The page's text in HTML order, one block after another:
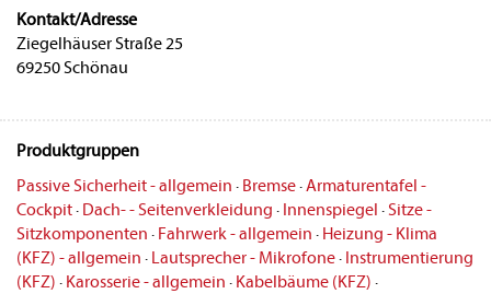
Kontakt/Adresse
Ziegelhäuser Straße 25
69250 Schönau
Produktgruppen
Passive Sicherheit - allgemein · Bremse·Armaturentafel -
Cockpit· Dach- - Seitenverkleidung · Innenspiegel ·Sitze -
Sitzkomponenten · Fahrwerk - allgemein · Heizung - Klima
(KFZ) - allgemein · Lautsprecher - Mikrofone· Instrumentierung
(KFZ) · Karosserie - allgemein · Kabelbäume (KFZ) ·